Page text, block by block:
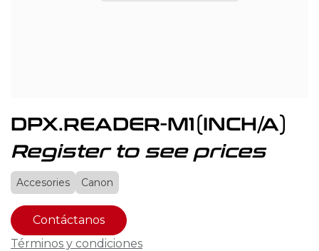
DPX.READER-M1(INCH/A)
Register to see prices
Accesories Canon
Contáctanos
Términos y condiciones